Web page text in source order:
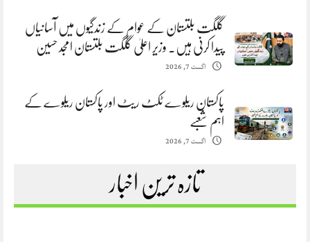
گلگت بلتستان کے عوام کے زندگیوں میں آسانیاں
پیدا کرنی ہیں. وزیر اعلیٰ گلگت بلتستان امجد حسین
اگست 7, 2026
پاکستان ریلوے ٹکٹ ریٹ اور پاکستان ریلوے کے
اہم شعبے
اگست 7, 2026
تازہ ترین اخبار